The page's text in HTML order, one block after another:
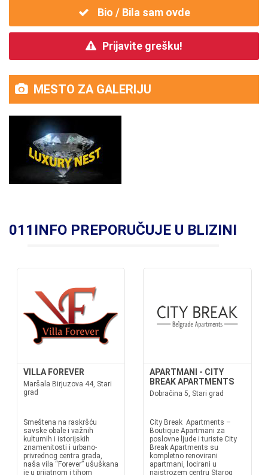
Bio / Bila sam ovde
Prijavite grešku!
MESTO ZA GALERIJU
011INFO PREPORUČUJE U BLIZINI
VILLA FOREVER
Maršala Birjuzova 44, Stari
grad
Smeštena na raskršću
savske obale i važnih
kulturnih i istorijskih
znamenitosti i urbano-
privrednog centra grada,
naša vila “Forever” ušuškana
je u prijatnom i tihom
APARTMANI - CITY
BREAK APARTMENTS
Dobračina 5, Stari grad
City Break Apartments –
Boutique Apartmani za
poslovne ljude i turiste City
Break Apartments su
kompletno renovirani
apartmani, locirani u
najstrozem centru Starog